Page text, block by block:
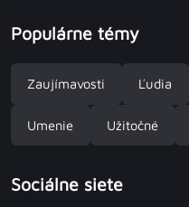
Populárne témy
Zaujímavosti Ľudia
Umenie Užitočné
Sociálne siete